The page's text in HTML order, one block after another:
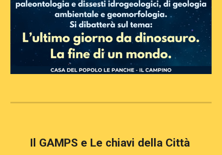
Il GAMPS e Le chiavi della Città